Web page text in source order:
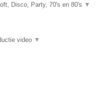
Disco, Party, 70's en 80's ▼
video ▼